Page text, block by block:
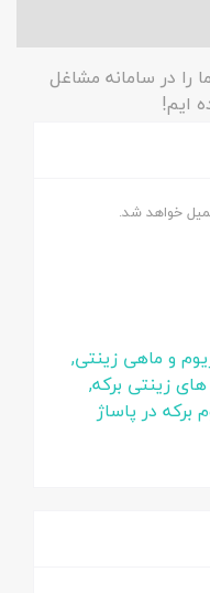
را در سامانه مشاغل
خواهد شد.
و ماهی زینتی,
زینتی برکه,
برکه در پاساژ